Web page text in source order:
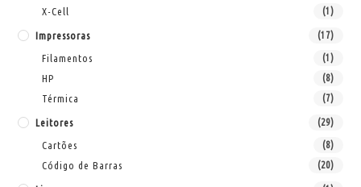
X-Cell (1)
Impressoras (17)
Filamentos (1)
HP (8)
Térmica (7)
Leitores (29)
Cartões (8)
Código de Barras (20)